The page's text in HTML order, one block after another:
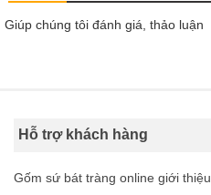
Giúp chúng tôi đánh giá, thảo luận
Hỗ trợ khách hàng
Gốm sứ bát tràng online giới thiệu